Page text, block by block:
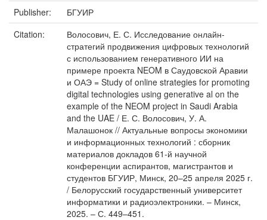
Publisher:
БГУИР
Citation:
Волосович, Е. С. Исследование онлайн-
стратегий продвижения цифровых технологий
с использованием генеративного ИИ на
примере проекта NEOM в Саудовской Аравии
и ОАЭ = Study of online strategies for promoting
digital technologies using generative al on the
example of the NEOM project in Saudi Arabia
and the UAE / Е. С. Волосович, У. А.
Малашонок // Актуальные вопросы экономики
и информационных технологий : сборник
материалов докладов 61-й научной
конференции аспирантов, магистрантов и
студентов БГУИР, Минск, 20–25 апреля 2025 г.
/ Белорусский государственный университет
информатики и радиоэлектроники. – Минск,
2025. – С. 449–451.